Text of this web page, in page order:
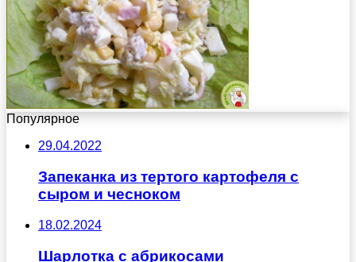
Популярное
29.04.2022
Запеканка из тертого картофеля с
сыром и чесноком
18.02.2024
Шарлотка с абрикосами